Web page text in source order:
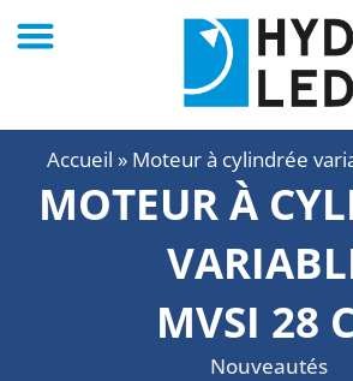
Accueil » Moteur à cylindrée
MOTEUR À
MVSI 28
Nouveautés